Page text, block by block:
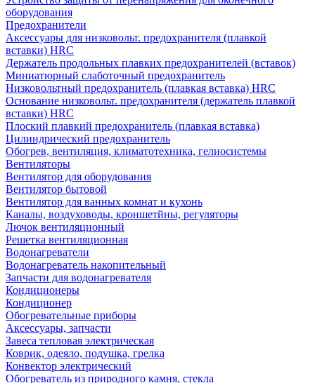
оборудования
Предохранители
Аксессуары для низковольт. предохранителя (плавкой
вставки) HRC
Держатель продольных плавких предохранителей (вставок)
Миниатюрный слаботочный предохранитель
Низковольтный предохранитель (плавкая вставка) HRC
Основание низковольт. предохранителя (держатель плавкой
вставки) HRC
Плоский плавкий предохранитель (плавкая вставка)
Цилиндрический предохранитель
Обогрев, вентиляция, климатотехника, гелиосистемы
Вентиляторы
Вентилятор для оборудования
Вентилятор бытовой
Вентилятор для ванных комнат и кухонь
Каналы, воздуховоды, кроншетйны, регуляторы
Лючок вентиляционный
Решетка вентиляционная
Водонагреватели
Водонагреватель накопительный
Запчасти для водонагревателя
Кондиционеры
Кондиционер
Обогревательные приборы
Аксессуары, запчасти
Завеса тепловая электрическая
Коврик, одеяло, подушка, грелка
Конвектор электрический
Обогреватель из природного камня, стекла